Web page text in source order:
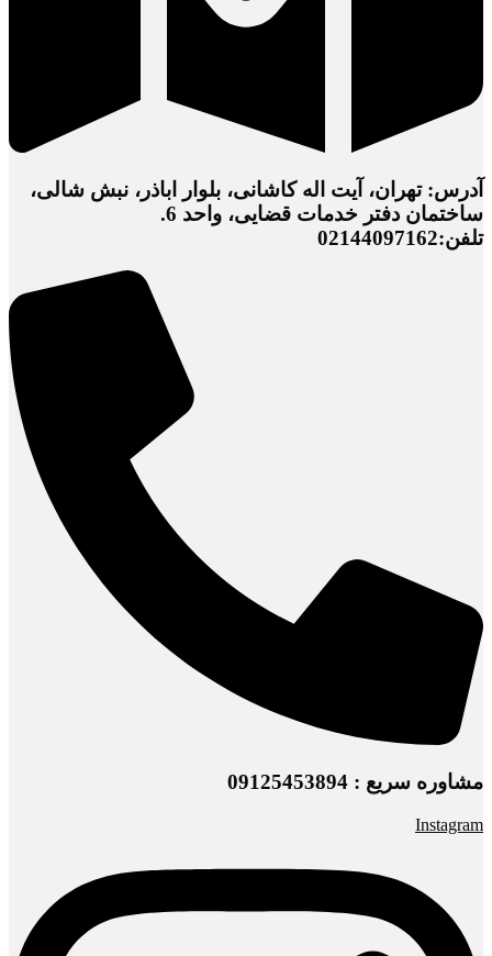
آدرس: تهران، آیت اله کاشانی، بلوار اباذر، نبش شالی،
ساختمان دفتر خدمات قضایی، واحد 6.
تلفن:02144097162
مشاوره سریع : 09125453894
Instagram